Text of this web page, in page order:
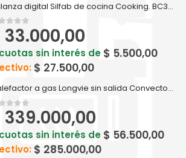
Balanza digital Silfab de cocina Cooking. BC300
of 5
33.000,00
sin interés de $ 5.500,00
$ 27.500,00
Calefactor a gas Longvie sin salida Convector Eca3s 3200 Kcal Recta
of 5
339.000,00
sin interés de $ 56.500,00
$ 285.000,00